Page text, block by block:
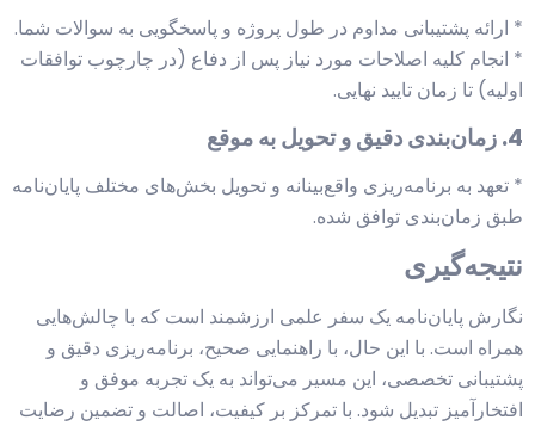
* ارائه پشتیبانی مداوم در طول پروژه و پاسخگویی به سوالات شما.
* انجام کلیه اصلاحات مورد نیاز پس از دفاع (در چارچوب توافقات
اولیه) تا زمان تایید نهایی.
4. زمان‌بندی دقیق و تحویل به موقع
* تعهد به برنامه‌ریزی واقع‌بینانه و تحویل بخش‌های مختلف پایان‌نامه
طبق زمان‌بندی توافق شده.
نتیجه‌گیری
نگارش پایان‌نامه یک سفر علمی ارزشمند است که با چالش‌هایی
همراه است. با این حال، با راهنمایی صحیح، برنامه‌ریزی دقیق و
پشتیبانی تخصصی، این مسیر می‌تواند به یک تجربه موفق و
افتخارآمیز تبدیل شود. با تمرکز بر کیفیت، اصالت و تضمین رضایت